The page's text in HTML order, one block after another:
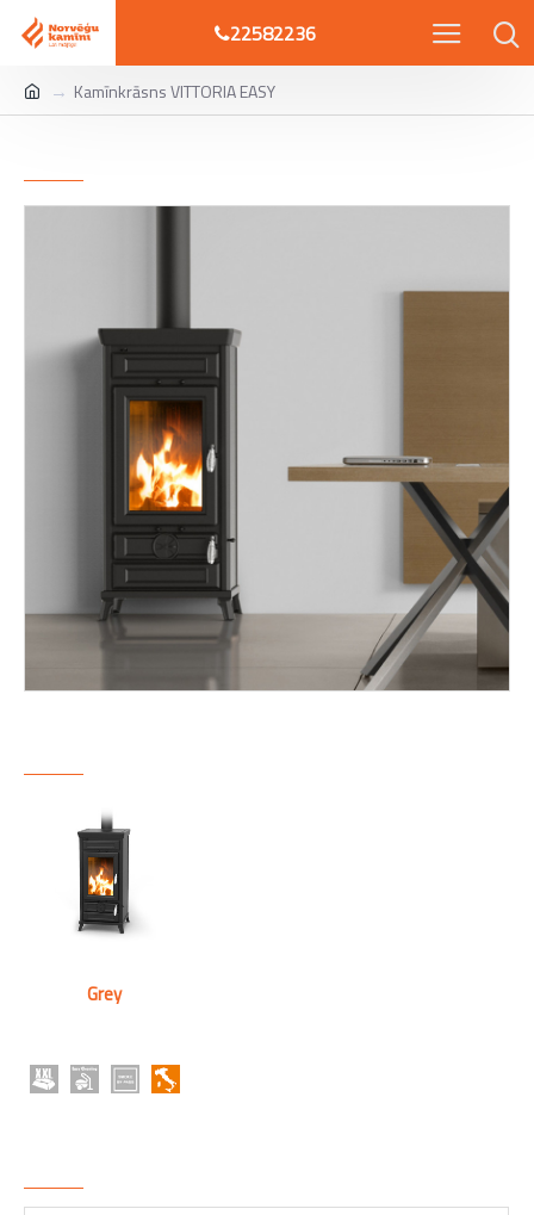
22582236
Kamīnkrāsns VITTORIA EASY
Grey